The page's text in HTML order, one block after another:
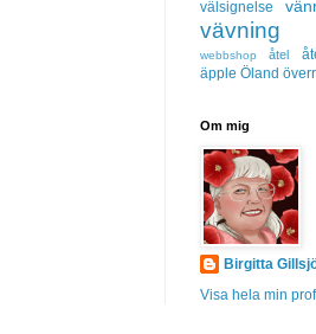
välsignelse
vävning
webbshop åtel
äpple Öland
Om mig
Birgitta
Visa hela min